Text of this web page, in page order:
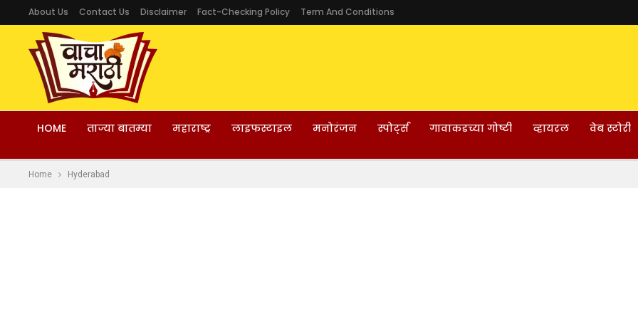
About Us Contact Us Disclaimer Fact-Checking Policy Term And Conditions
HOME ताज्या बातम्या महाराष्ट्र लाइफस्टाइल मनोरंजन स्पोर्ट्स गावाकडच्या गोष्टी व्हायरल वेब स्टोरी
Home Hyderabad